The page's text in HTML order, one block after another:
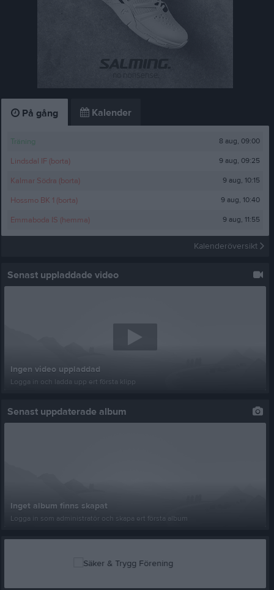
På gång Kalender
Träning 8 aug, 09:00
Lindsdal IF (borta) 9 aug, 09:25
Kalmar Södra (borta) 9 aug, 10:15
Hossmo BK 1 (borta) 9 aug, 10:40
Emmaboda IS (hemma) 9 aug, 11:55
Kalenderöversikt
Senast uppladdade video
Ingen video uppladdad
Logga in och ladda upp ert första klipp
Senast uppdaterade album
Inget album finns skapat
Logga in som administratör och skapa ert första album